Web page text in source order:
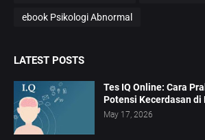
ebook Psikologi Abnormal
LATEST POSTS
Tes IQ Online: Cara
Potensi Kecerdasan di
May 17, 2026